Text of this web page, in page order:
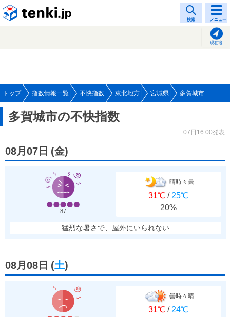
検索 メニュー
現在地
トップ 指数情報一覧 不快指数 東北地方 宮城県 多賀城市
多賀城市の不快指数
07日16:00発表
08月07日 (金)
87
晴時々曇
31℃ / 25℃
20%
猛烈な暑さで、屋外にいられない
08月08日 (土)
曇時々晴
31℃ / 24℃